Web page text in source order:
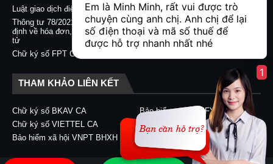
Luật giao dịch điện tử
Nghị định 130/2018/NĐ-CP
Thông tư 78/2021/TT-BTC quy
định về hóa đơn, chứng từ điện
tử
Chữ ký số CA2 - Nacencomm
Chữ ký số VNPT CA
Chữ ký số BKAV CA
Chữ ký số FPT CA
THAM KHẢO LIÊN KẾT
Chữ ký số BKAV CA
Bảo hiểm xã hội EFY-eBHXH
Chữ ký số VIETTEL CA
Chữ ký số CA2 - Nacencomm
Bảo hiểm xã hội VNPT BHXH
Chữ ký số VNPT CA
Em là Minh Minh, rất vui được trò
chuyện cùng anh chị. Anh chị để lại
số điện thoại và mã số thuế để
được hỗ trợ nhanh nhất nhé
1